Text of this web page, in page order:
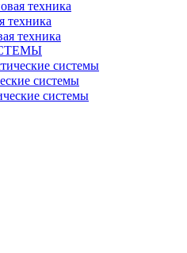
техника
техника
техника
системы
системы
системы